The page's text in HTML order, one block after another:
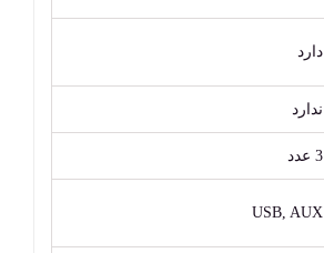
دارد
ندارد
3 عدد
USB, AUX